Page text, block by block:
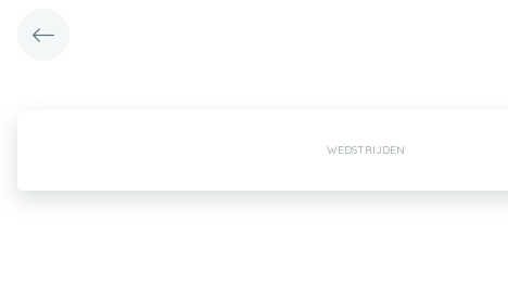
WEDSTRIJDEN